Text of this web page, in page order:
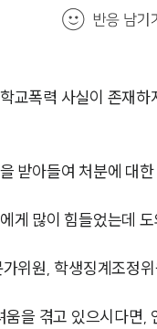
교폭력 사실이 존재
받아들여 처분에 대
게 많이 힘들었는데
위원, 학생징계조정
을 겪고 있으시다면